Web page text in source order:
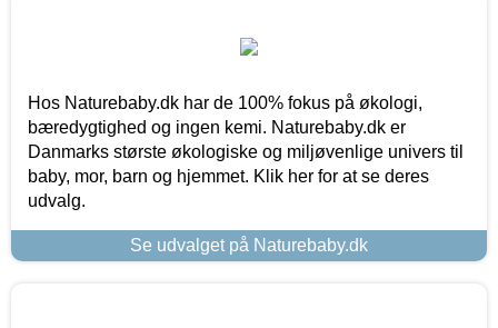
Hos Naturebaby.dk har de 100% fokus på økologi,
bæredygtighed og ingen kemi. Naturebaby.dk er
Danmarks største økologiske og miljøvenlige univers til
baby, mor, barn og hjemmet. Klik her for at se deres
udvalg.
Se udvalget på Naturebaby.dk